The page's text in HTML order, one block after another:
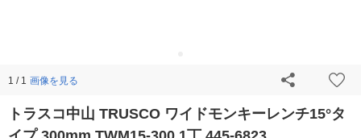
1 / 1 画像を見る
トラスコ中山 TRUSCO ワイドモンキーレンチ15°タ